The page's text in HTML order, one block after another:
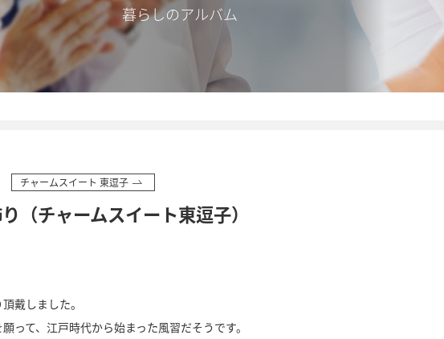
暮らしのアルバム
チャームスイート 東逗子
（チャームスイート東逗子）
戴しました。
って、江戸時代から始まった風習だそうです。